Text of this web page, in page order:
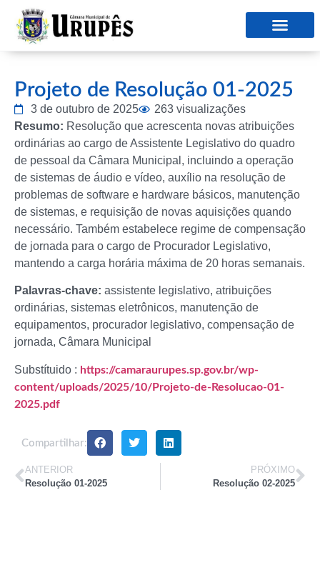
Projeto de Resolução 01-2025
3 de outubro de 2025
263 visualizações
Resumo: Resolução que acrescenta novas atribuições
ordinárias ao cargo de Assistente Legislativo do quadro
de pessoal da Câmara Municipal, incluindo a operação
de sistemas de áudio e vídeo, auxílio na resolução de
problemas de software e hardware básicos, manutenção
de sistemas, e requisição de novas aquisições quando
necessário. Também estabelece regime de compensação
de jornada para o cargo de Procurador Legislativo,
mantendo a carga horária máxima de 20 horas semanais.
Palavras-chave: assistente legislativo, atribuições
ordinárias, sistemas eletrônicos, manutenção de
equipamentos, procurador legislativo, compensação de
jornada, Câmara Municipal
Substítuido : https://camaraurupes.sp.gov.br/wp-
content/uploads/2025/10/Projeto-de-Resolucao-01-
2025.pdf
Compartilhar:
ANTERIOR
Resolução 01-2025
PRÓXIMO
Resolução 02-2025